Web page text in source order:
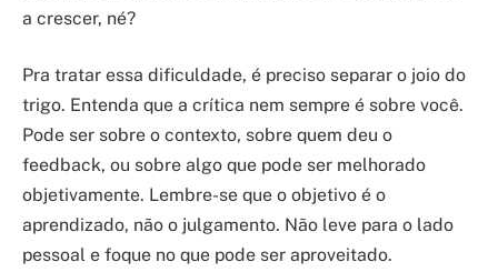
a crescer, né?
Pra tratar essa dificuldade, é preciso separar o joio do
trigo. Entenda que a crítica nem sempre é sobre você.
Pode ser sobre o contexto, sobre quem deu o
feedback, ou sobre algo que pode ser melhorado
objetivamente. Lembre-se que o objetivo é o
aprendizado, não o julgamento. Não leve para o lado
pessoal e foque no que pode ser aproveitado.